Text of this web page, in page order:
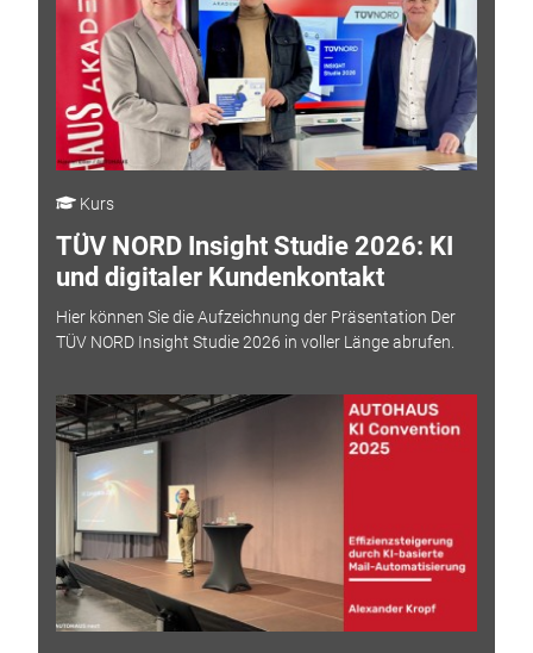
Kurs
TÜV NORD Insight Studie 2026: KI
und digitaler Kundenkontakt
Hier können Sie die Aufzeichnung der Präsentation Der
TÜV NORD Insight Studie 2026 in voller Länge abrufen.